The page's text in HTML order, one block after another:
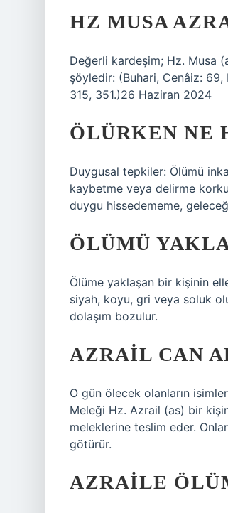
HZ MUSA
Değerli kardeşim; Hz. Musa
şöyledir: (Buhari, Cenâiz: 69,
315, 351.)26 Haziran 2024
ÖLÜRKEN NE
Duygusal tepkiler: Ölümü
kaybetme veya delirme
duygu hissedememe,
ÖLÜMÜ
Ölüme yaklaşan bir kişinin
siyah, koyu, gri veya soluk
dolaşım bozulur.
AZRAIL CAN
O gün ölecek olanların
Meleği Hz. Azrail (as) bir
meleklerine teslim eder.
götürür.
AZRAILE